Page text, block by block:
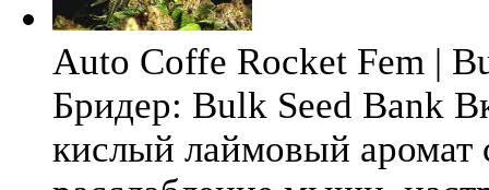
Auto Coffe Rocket Fem |
Бридер: Bulk Seed Bank
кислый лаймовый аромат